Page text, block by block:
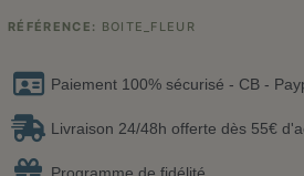
RÉFÉRENCE BOITE_FLEUR
Paiement 100% sécurisé - CB -
Livraison 24/48h offerte dès 55€